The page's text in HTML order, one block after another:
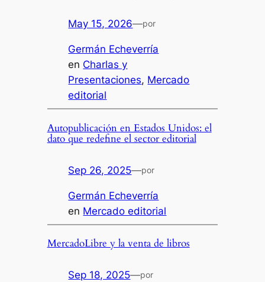
May 15, 2026—por
Germán Echeverría
en Charlas y
Presentaciones, Mercado
editorial
Autopublicación en Estados Unidos: el
dato que redefine el sector editorial
Sep 26, 2025—por
Germán Echeverría
en Mercado editorial
MercadoLibre y la venta de libros
Sep 18, 2025—por